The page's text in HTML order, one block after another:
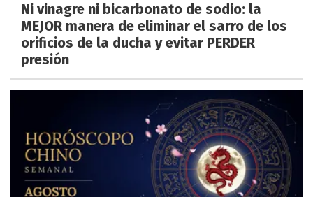
Ni vinagre ni bicarbonato de sodio: la
MEJOR manera de eliminar el sarro de los
orificios de la ducha y evitar PERDER
presión